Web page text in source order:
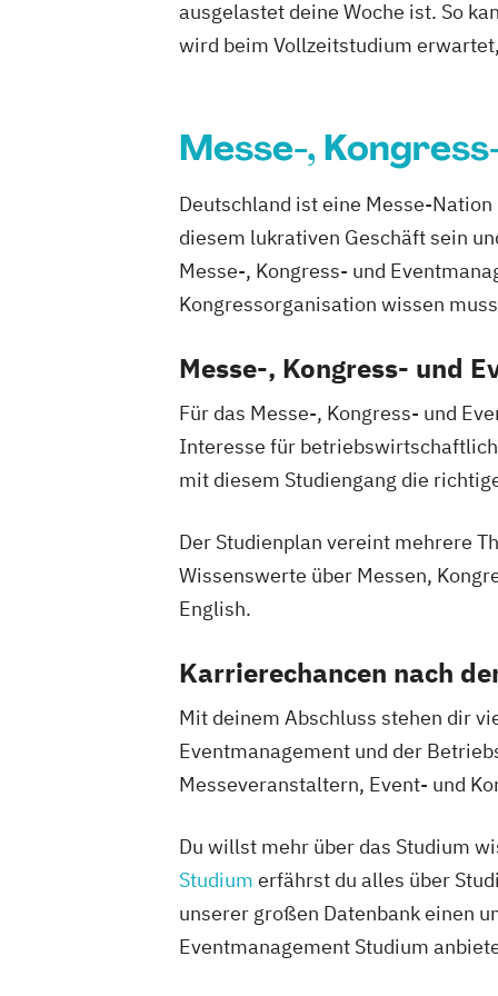
ausgelastet deine Woche ist. So
wird beim Vollzeitstudium
Messe-,
Deutschland ist eine Messe-
diesem lukrativen Geschäft sein
Messe-, Kongress- und
Kongressorganisation wissen
Messe-, Kongress- und
Für das Messe-, Kongress- und
Interesse für
mit diesem Studiengang die
Der Studienplan vereint mehrere
Wissenswerte über Messen,
English.
Karrierechancen nach
Mit deinem Abschluss stehen dir
Eventmanagement und der
Messeveranstaltern, Event- und
Du willst mehr über das Studium
Studium erfährst du alles über
unserer großen Datenbank einen
Eventmanagement Studium